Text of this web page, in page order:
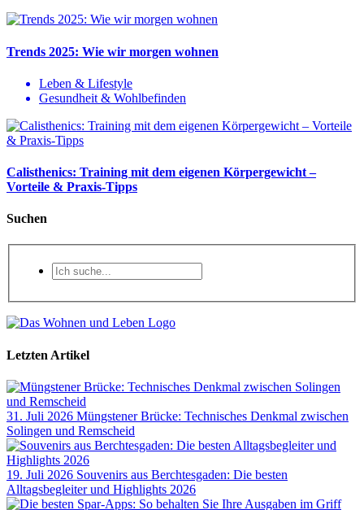
Trends 2025: Wie wir morgen wohnen
Leben & Lifestyle
Gesundheit & Wohlbefinden
Calisthenics: Training mit dem eigenen Körpergewicht –
Vorteile & Praxis-Tipps
Suchen
Letzten Artikel
31. Juli 2026 Müngstener Brücke: Technisches Denkmal zwischen
Solingen und Remscheid
19. Juli 2026 Souvenirs aus Berchtesgaden: Die besten
Alltagsbegleiter und Highlights 2026